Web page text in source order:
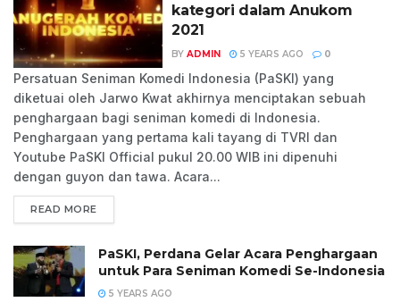
kategori dalam Anukom
2021
BY ADMIN 5 YEARS AGO 0
Persatuan Seniman Komedi Indonesia (PaSKI) yang
diketuai oleh Jarwo Kwat akhirnya menciptakan sebuah
penghargaan bagi seniman komedi di Indonesia.
Penghargaan yang pertama kali tayang di TVRI dan
Youtube PaSKI Official pukul 20.00 WIB ini dipenuhi
dengan guyon dan tawa. Acara...
READ MORE
PaSKI, Perdana Gelar Acara Penghargaan
untuk Para Seniman Komedi Se-Indonesia
5 YEARS AGO